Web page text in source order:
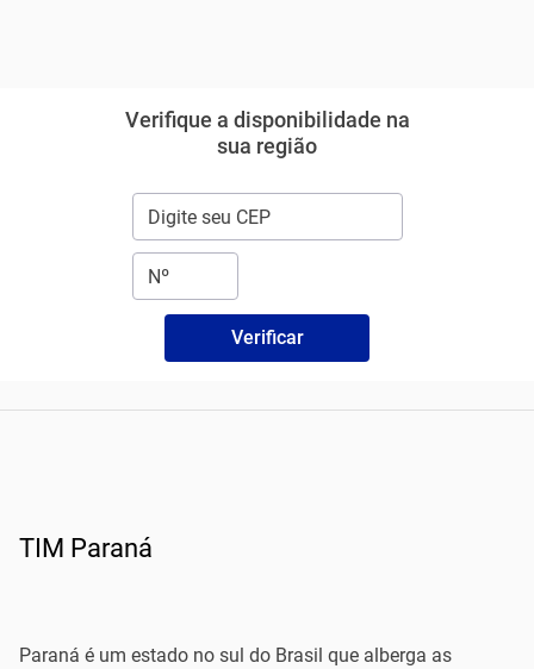
Verifique a disponibilidade na
sua região
Verificar
TIM Paraná
Paraná é um estado no sul do Brasil que alberga as